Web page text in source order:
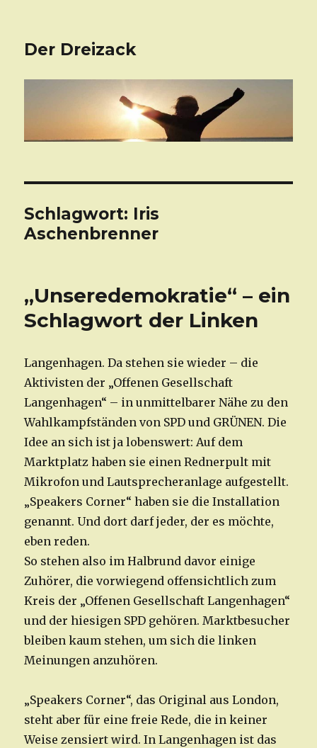
Der Dreizack
Schlagwort: Iris
Aschenbrenner
„Unseredemokratie“ – ein
Schlagwort der Linken
Langenhagen. Da stehen sie wieder – die
Aktivisten der „Offenen Gesellschaft
Langenhagen“ – in unmittelbarer Nähe zu den
Wahlkampfständen von SPD und GRÜNEN. Die
Idee an sich ist ja lobenswert: Auf dem
Marktplatz haben sie einen Rednerpult mit
Mikrofon und Lautsprecheranlage aufgestellt.
„Speakers Corner“ haben sie die Installation
genannt. Und dort darf jeder, der es möchte,
eben reden.
So stehen also im Halbrund davor einige
Zuhörer, die vorwiegend offensichtlich zum
Kreis der „Offenen Gesellschaft Langenhagen“
und der hiesigen SPD gehören. Marktbesucher
bleiben kaum stehen, um sich die linken
Meinungen anzuhören.
„Speakers Corner“, das Original aus London,
steht aber für eine freie Rede, die in keiner
Weise zensiert wird. In Langenhagen ist das